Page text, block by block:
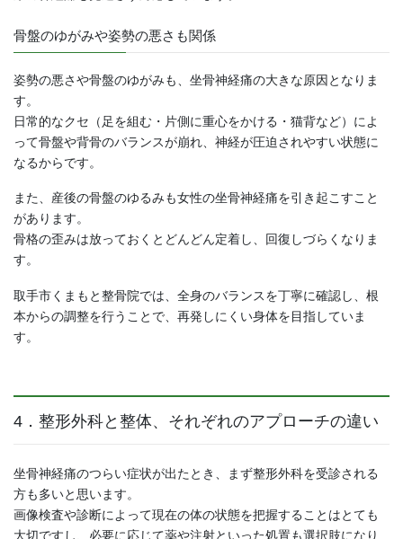
骨盤のゆがみや姿勢の悪さも関係
姿勢の悪さや骨盤のゆがみも、坐骨神経痛の大きな原因となりま
す。
日常的なクセ（足を組む・片側に重心をかける・猫背など）によ
って骨盤や背骨のバランスが崩れ、神経が圧迫されやすい状態に
なるからです。
また、産後の骨盤のゆるみも女性の坐骨神経痛を引き起こすこと
があります。
骨格の歪みは放っておくとどんどん定着し、回復しづらくなりま
す。
取手市くまもと整骨院では、全身のバランスを丁寧に確認し、根
本からの調整を行うことで、再発しにくい身体を目指していま
す。
4．整形外科と整体、それぞれのアプローチの違い
坐骨神経痛のつらい症状が出たとき、まず整形外科を受診される
方も多いと思います。
画像検査や診断によって現在の体の状態を把握することはとても
大切ですし、必要に応じて薬や注射といった処置も選択肢になり